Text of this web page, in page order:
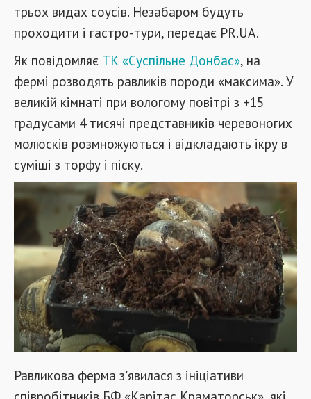
трьох видах соусів. Незабаром будуть
проходити і гастро-тури, передає PR.UA.
Як повідомляє ТК «Суспільне Донбас», на
фермі розводять равликів породи «максима». У
великій кімнаті при вологому повітрі з +15
градусами 4 тисячі представників черевоногих
молюсків розмножуються і відкладають ікру в
суміші з торфу і піску.
Равликова ферма з'явилася з ініціативи